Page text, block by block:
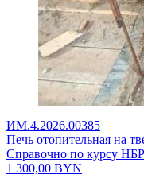
ИМ.4.2026.00385
Печь отопительная на
Справочно по курсу
1 300,00 BYN